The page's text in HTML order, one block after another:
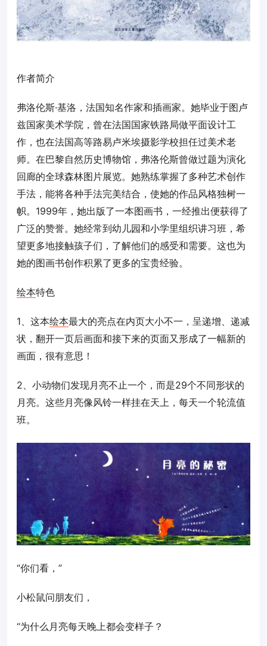
作者简介
弗洛伦斯·基洛，法国知名作家和插画家。她毕业于图卢
兹国家美术学院，曾在法国国家铁路局做平面设计工
作，也在法国高等路易卢米埃摄影学校担任过美术老
师。在巴黎自然历史博物馆，弗洛伦斯曾做过题为演化
回廊的全球森林图片展览。她熟练掌握了多种艺术创作
手法，能将各种手法完美结合，使她的作品风格独树一
帜。1999年，她出版了一本图画书，一经推出便获得了
广泛的赞誉。她经常到幼儿园和小学里组织讲习班，希
望更多地接触孩子们，了解他们的感受和需要。这也为
她的图画书创作积累了更多的宝贵经验。
绘本特色
1、这本绘本最大的亮点在内页大小不一，呈递增、递减
状，翻开一页后画面和接下来的页面又形成了一幅新的
画面，很有意思！
2、小动物们发现月亮不止一个，而是29个不同形状的
月亮。这些月亮像风铃一样挂在天上，每天一个轮流值
班。
“你们看，”
小松鼠问朋友们，
“为什么月亮每天晚上都会变样子？